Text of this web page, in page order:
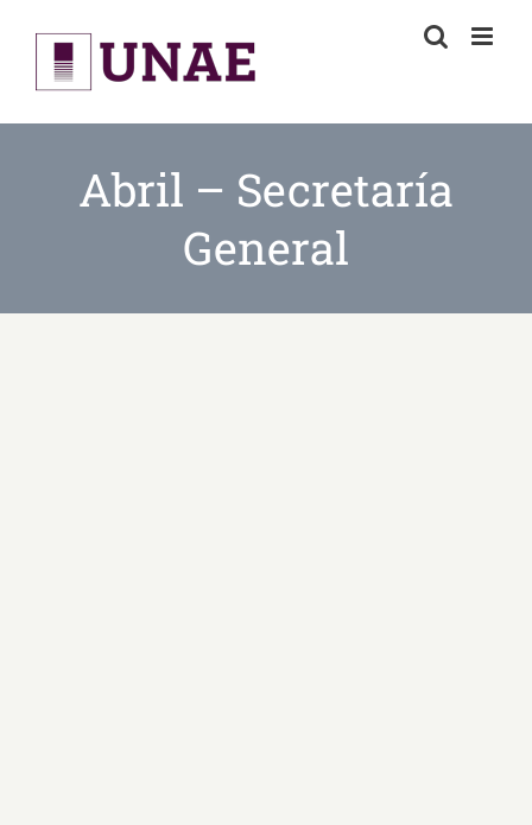
content
Abril – Secretaría
General